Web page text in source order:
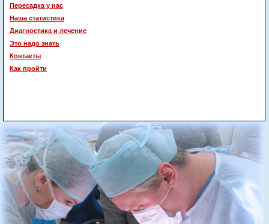
Пересадка у нас
Наша статистика
Диагностика и лечение
Это надо знать
Контакты
Как пройти